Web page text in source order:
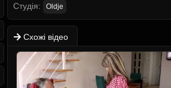
Студія: Oldje
Схожі відео